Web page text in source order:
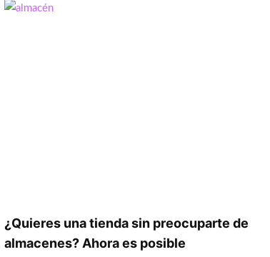
¿Quieres una tienda sin preocuparte de
almacenes? Ahora es posible